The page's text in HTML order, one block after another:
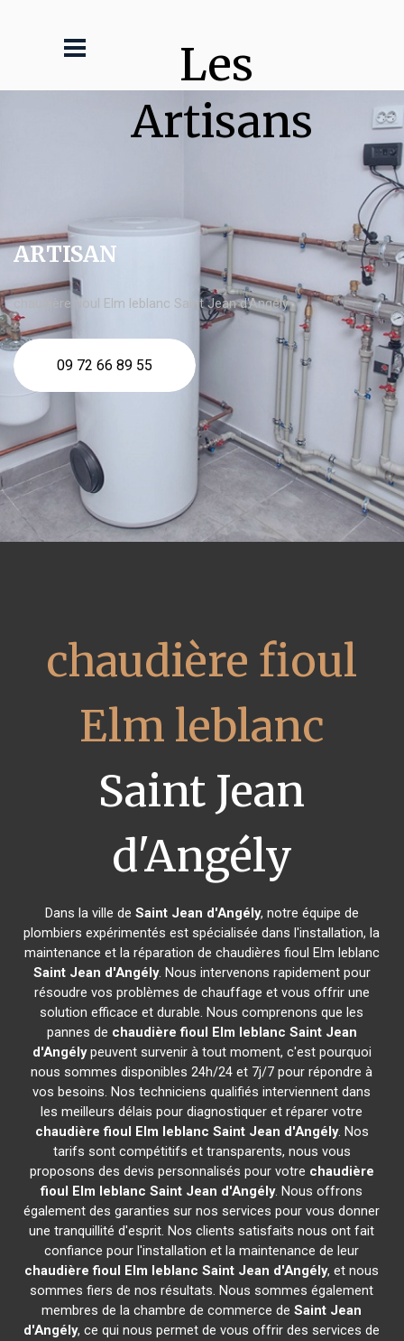
Les
Artisans
ARTISAN
chaudière fioul Elm leblanc Saint Jean d'Angély
09 72 66 89 55
chaudière fioul
Elm leblanc
Saint Jean
d'Angély
Dans la ville de Saint Jean d'Angély, notre équipe de
plombiers expérimentés est spécialisée dans l'installation, la
maintenance et la réparation de chaudières fioul Elm leblanc
Saint Jean d'Angély. Nous intervenons rapidement pour
résoudre vos problèmes de chauffage et vous offrir une
solution efficace et durable. Nous comprenons que les
pannes de chaudière fioul Elm leblanc Saint Jean
d'Angélypeuvent survenir à tout moment, c'est pourquoi
nous sommes disponibles 24h/24 et 7j/7 pour répondre à
vos besoins. Nos techniciens qualifiés interviennent dans
les meilleurs délais pour diagnostiquer et réparer votre
chaudière fioul Elm leblanc Saint Jean d'Angély. Nos
tarifs sont compétitifs et transparents, nous vous
proposons des devis personnalisés pour votre chaudière
fioul Elm leblanc Saint Jean d'Angély. Nous offrons
également des garanties sur nos services pour vous donner
une tranquillité d'esprit. Nos clients satisfaits nous ont fait
confiance pour l'installation et la maintenance de leur
chaudière fioul Elm leblanc Saint Jean d'Angély, et nous
sommes fiers de nos résultats. Nous sommes également
membres de la chambre de commerce deSaint Jean
d'Angély, ce qui nous permet de vous offrir des services de